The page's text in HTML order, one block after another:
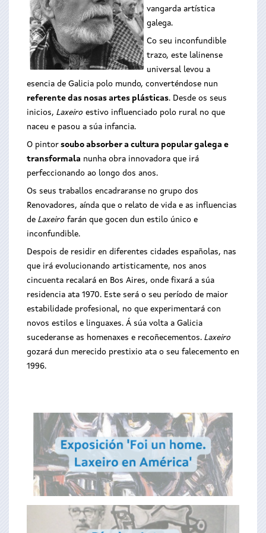
vangarda artística
galega.
Co seu inconfundible
trazo, este lalinense
universal levou a
esencia de Galicia polo mundo, converténdose nun
referente das nosas artes plásticas. Desde os seus
inicios, Laxeiro estivo influenciado polo rural no que
naceu e pasou a súa infancia.
O pintor soubo absorber a cultura popular galega e
transformala nunha obra innovadora que irá
perfeccionando ao longo dos anos.
Os seus traballos encadraranse no grupo dos
Renovadores, aínda que o relato de vida e as influencias
de Laxeiro farán que gocen dun estilo único e
inconfundible.
Despois de residir en diferentes cidades españolas, nas
que irá evolucionando artisticamente, nos anos
cincuenta recalará en Bos Aires, onde fixará a súa
residencia ata 1970. Este será o seu período de maior
estabilidade profesional, no que experimentará con
novos estilos e linguaxes. Á súa volta a Galicia
sucederanse as homenaxes e recoñecementos. Laxeiro
gozará dun merecido prestixio ata o seu falecemento en
1996.